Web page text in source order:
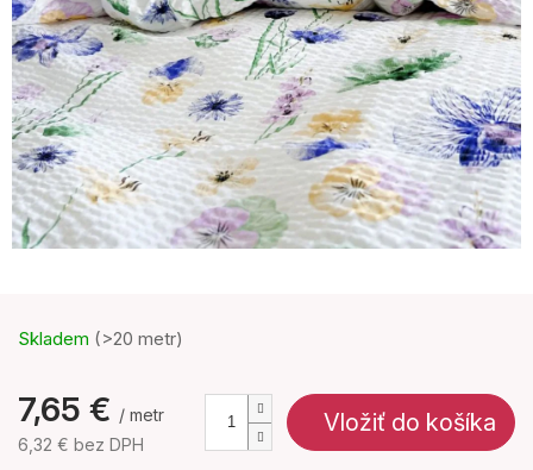
Skladem (>20 metr)
7,65 € / metr
6,32 € bez DPH
Vložiť do košíka